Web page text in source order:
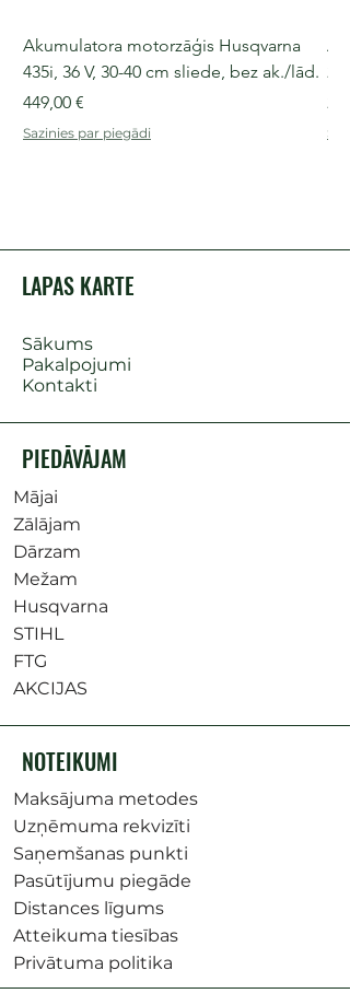
Akumulatora motorzāģis Husqvarna
435i, 36 V, 30-40 cm sliede, bez ak./lād.
Cena
449,00 €
Sazinies par piegādi
LAPAS KARTE
Sākums
Pakalpojumi
Kontakti
PIEDĀVĀJAM
Mājai
Zālājam
Dārzam
Mežam
Husqvarna
STIHL
FTG
AKCIJAS
NOTEIKUMI
Maksājuma metodes
Uzņēmuma rekvizīti
Saņemšanas punkti
Pasūtījumu piegāde
Distances līgums
Atteikuma tiesības
Privātuma politika